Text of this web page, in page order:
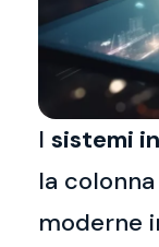
I sistemi
la
moderne